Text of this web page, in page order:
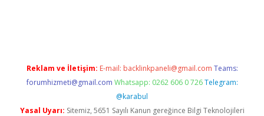
Reklam ve İletişim: E-mail: backlinkpaneli@gmail.com Teams:
forumhizmeti@gmail.com Whatsapp: 0262 606 0 726 Telegram:
@karabul
Yasal Uyarı: Sitemiz, 5651 Sayılı Kanun gereğince Bilgi Teknolojileri